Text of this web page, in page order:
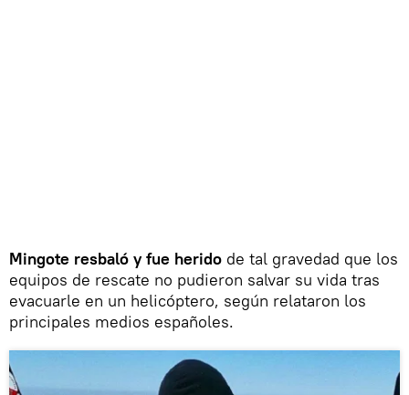
Mingote resbaló y fue herido de tal gravedad que los
equipos de rescate no pudieron salvar su vida tras
evacuarle en un helicóptero, según relataron los
principales medios españoles.